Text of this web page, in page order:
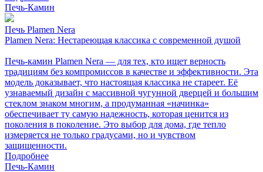
Печь-Камин
Печь Plamen Nera
Plamen Nera: Нестареющая классика с современной душой
Печь-камин Plamen Nera — для тех, кто ищет верность
традициям без компромиссов в качестве и эффективности. Эта
модель доказывает, что настоящая классика не стареет. Её
узнаваемый дизайн с массивной чугунной дверцей и большим
стеклом знаком многим, а продуманная «начинка»
обеспечивает ту самую надежность, которая ценится из
поколения в поколение. Это выбор для дома, где тепло
измеряется не только градусами, но и чувством
защищенности.
Подробнее
Печь-Камин